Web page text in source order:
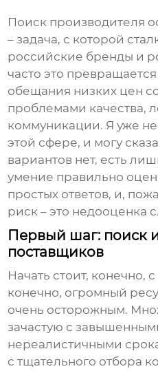
Поиск производителя
– задача, с которой
российские бренды и
часто это
обещания низких цен
проблемами качества,
коммуникации. Я уже
этой сфере, и могу
вариантов нет, есть
умение правильно
простых ответов, и,
риск – это недооценка
Первый шаг: поиск
поставщиков
Начать стоит, конечно,
конечно, огромный
очень осторожным.
зачастую с
нереалистичными
с тщательного отбора